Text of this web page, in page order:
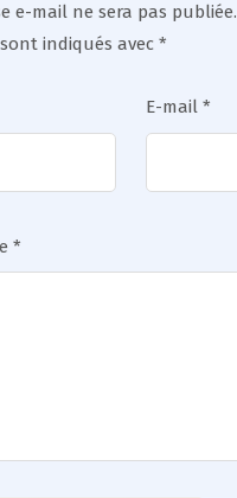
e-mail ne sera pas publiée.
indiqués avec *
E-mail *
*